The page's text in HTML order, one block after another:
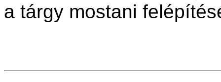
a tárgy mostani